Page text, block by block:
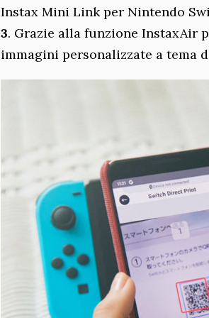
Instax Mini Link per Nintendo
3. Grazie alla funzione InstaxAir
immagini personalizzate a tema